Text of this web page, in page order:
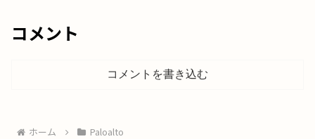
コメント
コメントを書き込む
ホーム Paloalto